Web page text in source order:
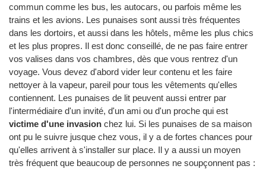
commun comme les bus, les autocars, ou parfois même les
trains et les avions. Les punaises sont aussi très fréquentes
dans les dortoirs, et aussi dans les hôtels, même les plus chics
et les plus propres. Il est donc conseillé, de ne pas faire entrer
vos valises dans vos chambres, dès que vous rentrez d'un
voyage. Vous devez d'abord vider leur contenu et les faire
nettoyer à la vapeur, pareil pour tous les vêtements qu'elles
contiennent. Les punaises de lit peuvent aussi entrer par
l'intermédiaire d'un invité, d'un ami ou d'un proche qui est
victime d'une invasion chez lui. Si les punaises de sa maison
ont pu le suivre jusque chez vous, il y a de fortes chances pour
qu'elles arrivent à s'installer sur place. Il y a aussi un moyen
très fréquent que beaucoup de personnes ne soupçonnent pas :